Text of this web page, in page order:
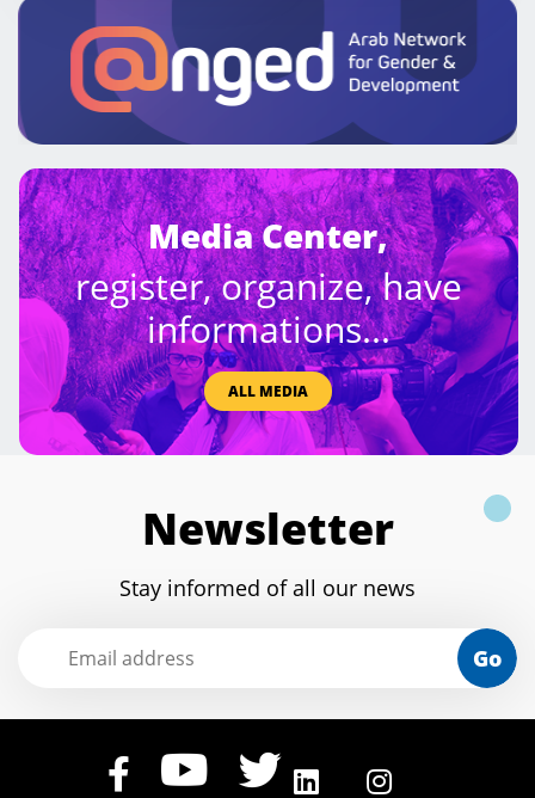
Media Center,
register, organize, have
informations...
ALL MEDIA
Newsletter
Stay informed of all our news
Go